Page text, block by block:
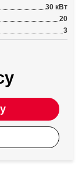
30 кВт
20
3